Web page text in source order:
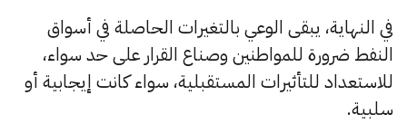
في النهاية، يبقى الوعي بالتغيرات الحاصلة في أسواق
النفط ضرورة للمواطنين وصناع القرار على حد سواء،
للاستعداد للتأثيرات المستقبلية، سواء كانت إيجابية أو
سلبية.